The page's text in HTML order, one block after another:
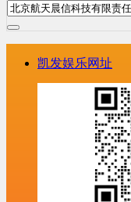
凯发娱乐网址